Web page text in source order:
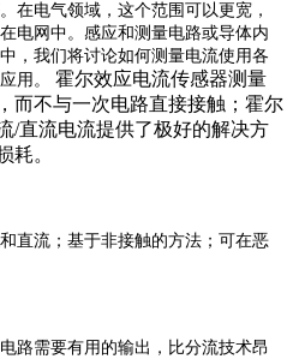
在电气领域，这个范围可以更宽，
电网中。感应和测量电路或导体内
，我们将讨论如何测量电流使用各
用。
霍尔效应电流传感器测量
而不与一次电路直接接触；霍尔
/直流电流提供了极好的解决方
耗。
直流； 基于非接触的方法； 可在恶
路需要有用的输出， 比分流技术昂